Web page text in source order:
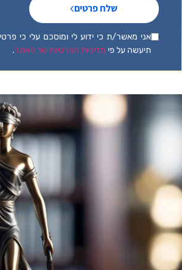
שלח פרטים
אני מאשר/ת כי ידוע לי ומוסכם עלי כי
תיעשה על פי מדיניות הפרטיות של האתר.